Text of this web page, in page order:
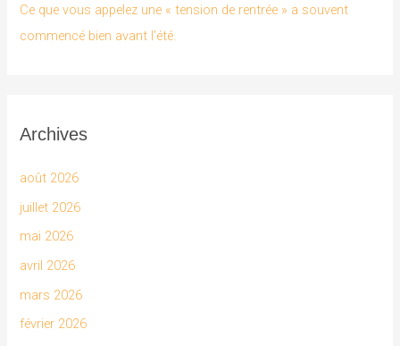
Ce que vous appelez une « tension de rentrée » a souvent
commencé bien avant l’été.
Archives
août 2026
juillet 2026
mai 2026
avril 2026
mars 2026
février 2026